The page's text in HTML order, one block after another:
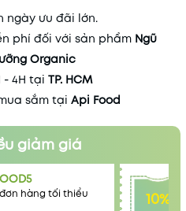
ngày ưu đãi lớn.
phí đối với sản phẩm Ngũ
Organic
- 4H tại TP. HCM
sắm tại Api Food
giảm giá
hàng tối thiểu
10%